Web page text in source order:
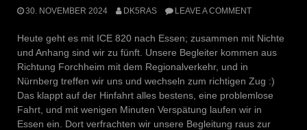
30. NOVEMBER 2024 DK5RAS LEAVE A COMMENT
Heute geht es mit ICE 820 nach Essen; zusammen mit Nichte
und Anhang sind wir zu fünft. Unsere Begleiter kommen aus
Richtung Forchheim mit dem Regionalverkehr, und in
Nürnberg treffen wir uns und wechseln zum richtigen Zug :)
Das klappt auf der Hinfahrt alles bestens, eine problemlose
Fahrt, und mit wenigen Minuten Verspätung laufen wir in
Essen ein. Dort verfrachten wir unsere Begleitung raus zur